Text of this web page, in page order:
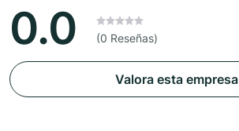
0.0 (0 Reseñas)
Valora esta empresa